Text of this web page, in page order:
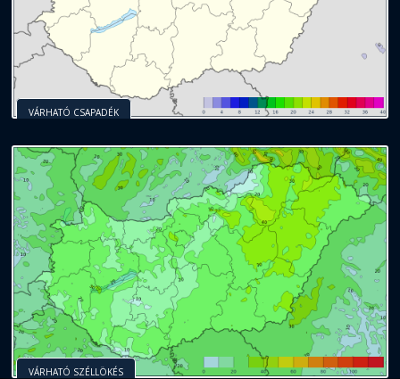
VÁRHATÓ CSAPADÉK
VÁRHATÓ SZÉLLÖKÉS